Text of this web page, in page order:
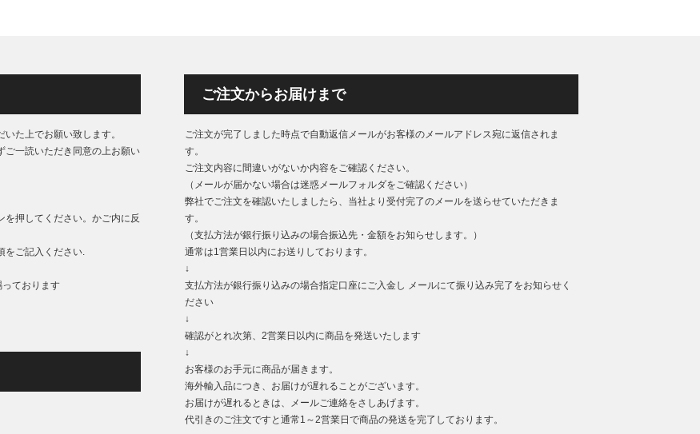
た上でお願い致します。
ご一読いただき同意の上お願い
押してください。かご内に反
をご記入ください.
ております
ご注文からお届けまで
ご注文が完了しました時点で自動返信メールがお客様のメールアドレス宛に返信されま
す。
ご注文内容に間違いがないか内容をご確認ください。
（メールが届かない場合は迷惑メールフォルダをご確認ください）
弊社でご注文を確認いたしましたら、当社より受付完了のメールを送らせていただきま
す。
（支払方法が銀行振り込みの場合振込先・金額をお知らせします。）
通常は1営業日以内にお送りしております。
↓
支払方法が銀行振り込みの場合指定口座にご入金し メールにて振り込み完了をお知らせく
ださい
↓
確認がとれ次第、2営業日以内に商品を発送いたします
↓
お客様のお手元に商品が届きます。
海外輸入品につき、お届けが遅れることがございます。
お届けが遅れるときは、メールご連絡をさしあげます。
代引きのご注文ですと通常1～2営業日で商品の発送を完了しております。